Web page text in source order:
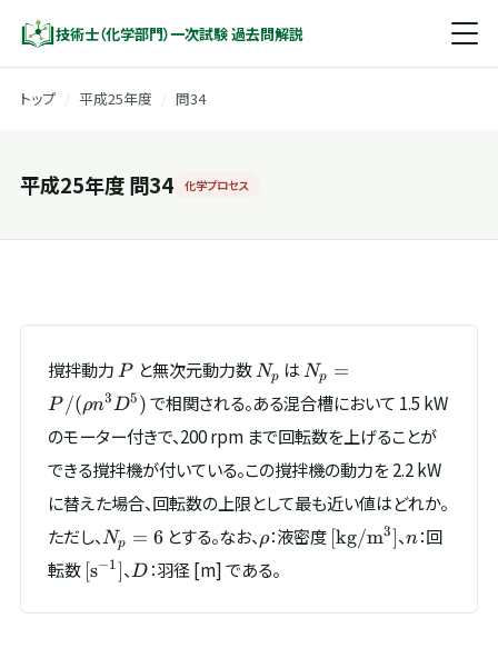
技術士（化学部門）一次試験 過去問解説
トップ 平成25年度 問34
平成25年度 問34 化学プロセス
撹拌動力 P
P と無次元動力数 N_p
Np は N_p =
P/(\rho
n^{3}
D^{5})
Np =
P /(ρn3D5)で相関される。ある混合槽において 1.5 kW
のモーター付きで、200 rpm まで回転数を上げることが
できる撹拌機が付いている。この撹拌機の動力を 2.2 kW
に替えた場合、回転数の上限として最も近い値はどれか。
ただし、 N_p
= 6
Np = 6 とする。なお、 \rho
ρ：液密度 [\mathrm{kg/
[kg/m3]、n
n：回
転数 [\mathrm{s^{-1}}]
[s−1]、 D
D ：羽径 [m] である。